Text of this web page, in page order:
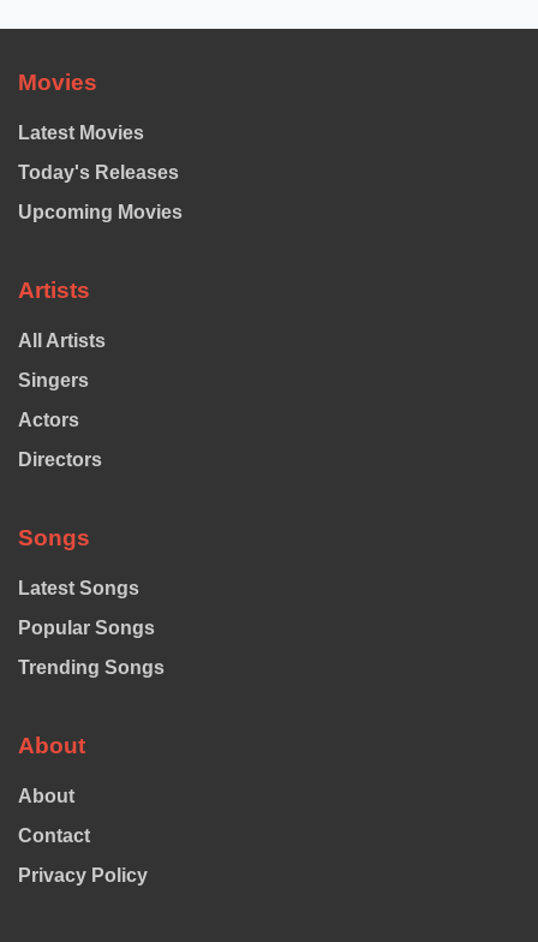
Movies
Latest Movies
Today's Releases
Upcoming Movies
Artists
All Artists
Singers
Actors
Directors
Songs
Latest Songs
Popular Songs
Trending Songs
About
About
Contact
Privacy Policy